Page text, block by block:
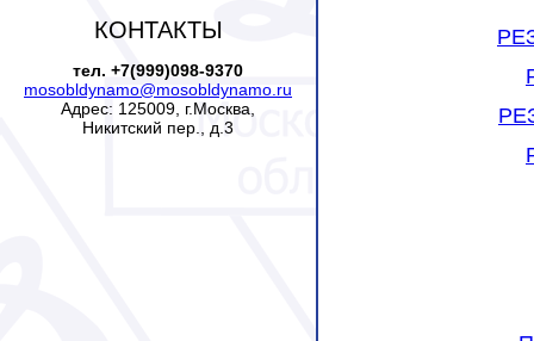
КОНТАКТЫ
тел. +7(999)098-9370
mosobldynamo@mosobldynamo.ru
Адрес: 125009, г.Москва,
Никитский пер., д.3